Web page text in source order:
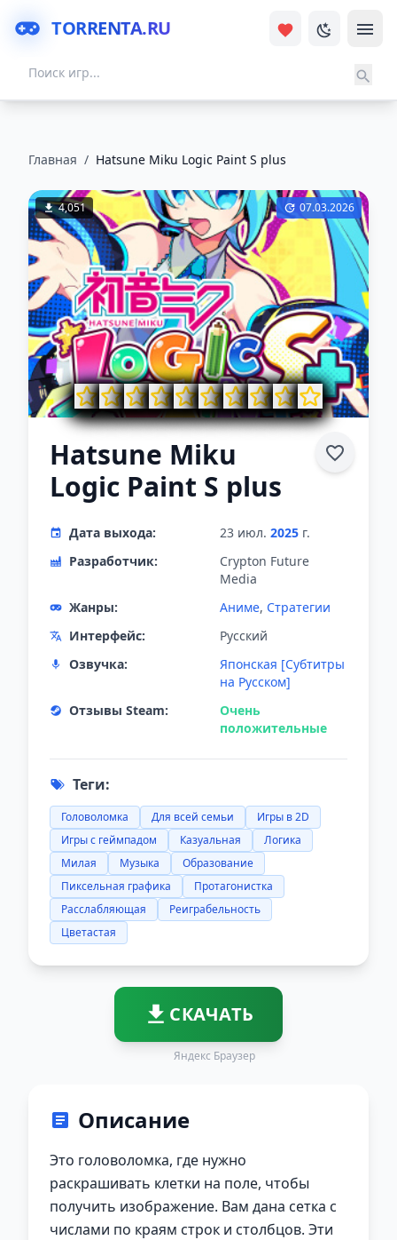
TORRENTA.RU
Главная / Hatsune Miku Logic Paint S plus
4,051 07.03.2026
Hatsune Miku
Logic Paint S plus
Дата выхода: 23 июл. 2025 г.
Разработчик:
Crypton Future
Media
Жанры:
Аниме, Стратегии
Интерфейс:
Русский
Озвучка:
Японская [Субтитры
на Русском]
Отзывы Steam:
Очень
положительные
Теги:
Головоломка Для всей семьи
Игры в 2D
Игры с геймпадом
Казуальная
Логика
Милая
Музыка
Образование
Пиксельная графика
Протагонистка
Расслабляющая
Реиграбельность
Цветастая
СКАЧАТЬ
Яндекс Браузер
Описание
Это головоломка, где нужно
раскрашивать клетки на поле, чтобы
получить изображение. Вам дана сетка с
числами по краям строк и столбцов. Эти